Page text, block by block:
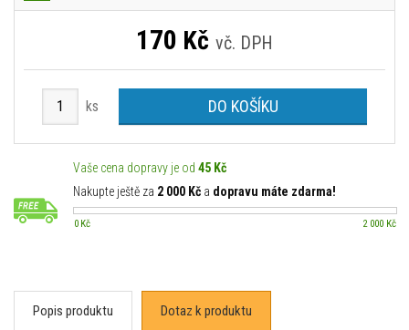
170 Kč vč. DPH
ks DO KOŠÍKU
Vaše cena dopravy je od 45 Kč
Nakupte ještě za 2 000 Kč a dopravu máte zdarma!
0 Kč 2 000 Kč
Popis produktu Dotaz k produktu